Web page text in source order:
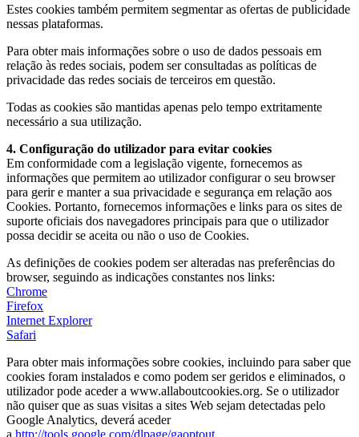
Estes cookies também permitem segmentar as ofertas de publicidade
nessas plataformas.
Para obter mais informações sobre o uso de dados pessoais em
relação às redes sociais, podem ser consultadas as políticas de
privacidade das redes sociais de terceiros em questão.
Todas as cookies são mantidas apenas pelo tempo extritamente
necessário a sua utilização.
4. Configuração do utilizador para evitar cookies
Em conformidade com a legislação vigente, fornecemos as
informações que permitem ao utilizador configurar o seu browser
para gerir e manter a sua privacidade e segurança em relação aos
Cookies. Portanto, fornecemos informações e links para os sites de
suporte oficiais dos navegadores principais para que o utilizador
possa decidir se aceita ou não o uso de Cookies.
As definições de cookies podem ser alteradas nas preferências do
browser, seguindo as indicações constantes nos links:
Chrome
Firefox
Internet Explorer
Safari
Para obter mais informações sobre cookies, incluindo para saber que
cookies foram instalados e como podem ser geridos e eliminados, o
utilizador pode aceder a www.allaboutcookies.org. Se o utilizador
não quiser que as suas visitas a sites Web sejam detectadas pelo
Google Analytics, deverá aceder
a http://tools.google.com/dlpage/gaoptout.